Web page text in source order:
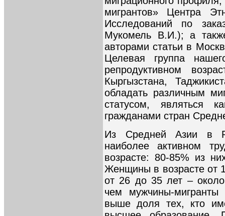
мигрантов» Центра
Исследований по
Мукомель В.И.); а
авторами статьи в
Целевая группа
репродуктивном
Кыргызстана,
обладать различным
статусом, являться
гражданами стран
Из Средней Азии в
наиболее активном
возрасте: 80-85% из
Женщины в возрасте от
от 26 до 35 лет –
чем мужчины-
выше доля тех, кто